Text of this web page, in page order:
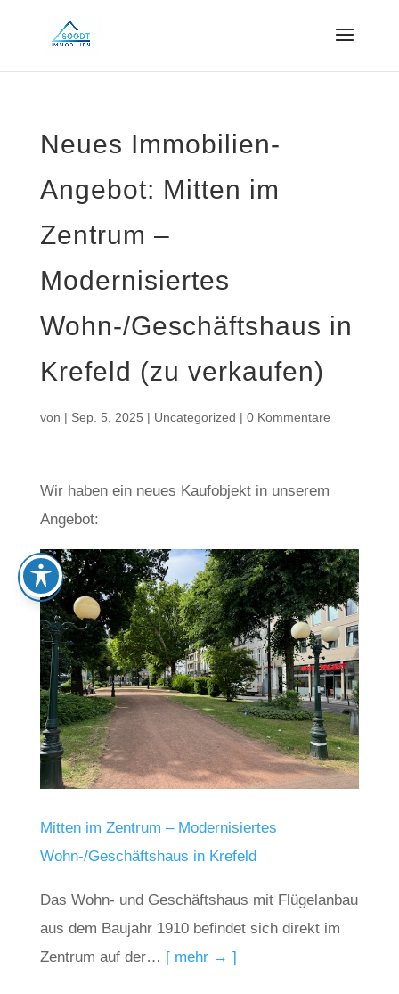
Neues Immobilien-
Angebot: Mitten im
Zentrum –
Modernisiertes
Wohn-/Geschäftshaus in
Krefeld (zu verkaufen)
von | Sep. 5, 2025 | Uncategorized | 0 Kommentare
Wir haben ein neues Kaufobjekt in unserem
Angebot:
Mitten im Zentrum – Modernisiertes
Wohn-/Geschäftshaus in Krefeld
Das Wohn- und Geschäftshaus mit Flügelanbau
aus dem Baujahr 1910 befindet sich direkt im
Zentrum auf der… [ mehr → ]